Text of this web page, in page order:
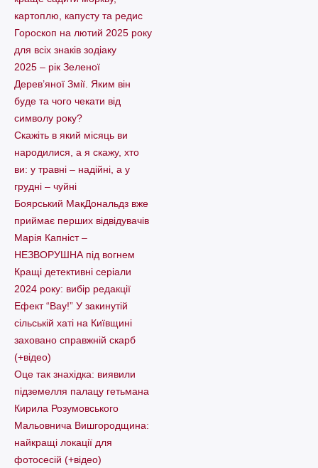
картоплю, капусту та редис
Гороскоп на лютий 2025 року
для всіх знаків зодіаку
2025 – рік Зеленої
Дерев’яної Змії. Яким він
буде та чого чекати від
символу року?
Скажіть в який місяць ви
народилися, а я скажу, хто
ви: у травні – надійні, а у
грудні – чуйні
Боярський МакДональдз вже
приймає перших відвідувачів
Марія Капніст –
НЕЗВОРУШНА під вогнем
Кращі детективні серіали
2024 року: вибір редакції
Ефект “Вау!” У закинутій
сільській хаті на Київщині
заховано справжній скарб
(+відео)
Оце так знахідка: виявили
підземелля палацу гетьмана
Кирила Розумовського
Мальовнича Вишгородщина:
найкращі локації для
фотосесій (+відео)